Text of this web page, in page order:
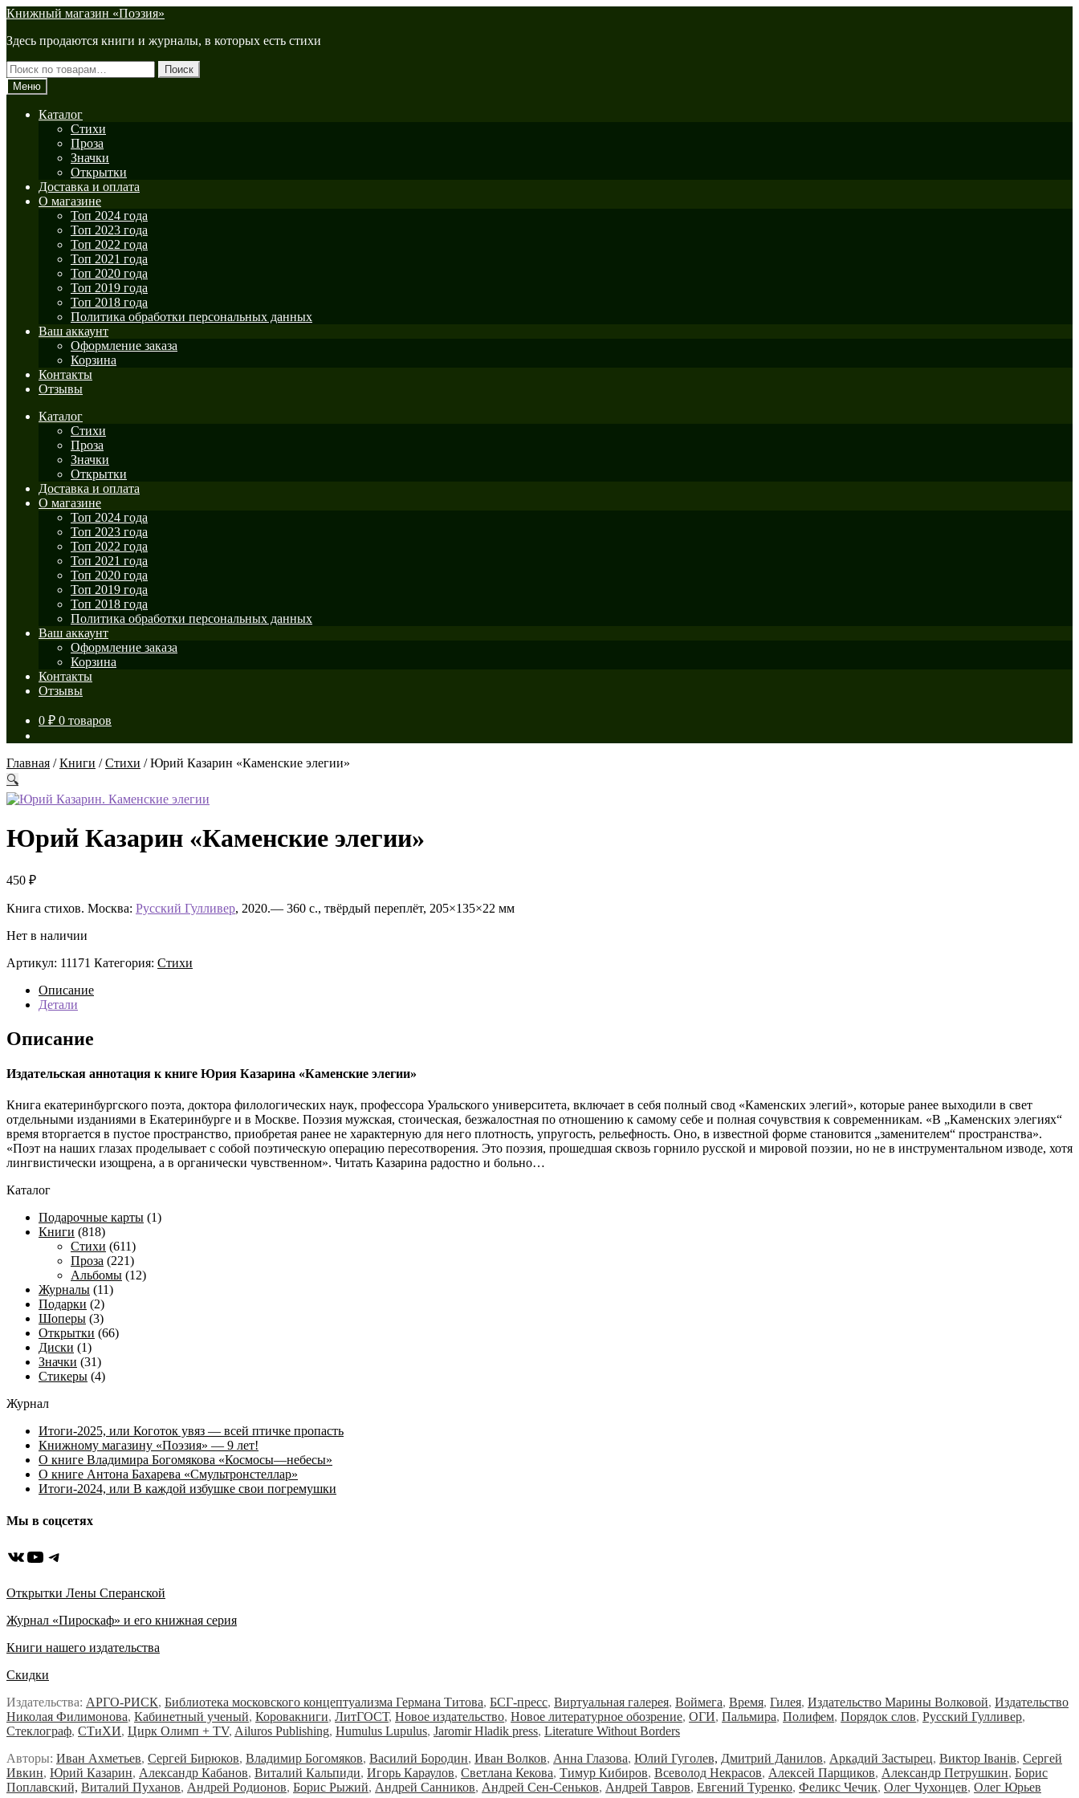
Перейти
навигации
Перейти
содержимому
Книжный магазин «Поэзия»
Здесь продаются книги и журналы, в которых есть стихи
Искать:
Поиск
Меню
Каталог
Стихи
Проза
Значки
Открытки
Доставка и оплата
О магазине
Топ 2024 года
Топ 2023 года
Топ 2022 года
Топ 2021 года
Топ 2020 года
Топ 2019 года
Топ 2018 года
Политика обработки персональных данных
Ваш аккаунт
Оформление заказа
Корзина
Контакты
Отзывы
Каталог
Стихи
Проза
Значки
Открытки
Доставка и оплата
О магазине
Топ 2024 года
Топ 2023 года
Топ 2022 года
Топ 2021 года
Топ 2020 года
Топ 2019 года
Топ 2018 года
Политика обработки персональных данных
Ваш аккаунт
Оформление заказа
Корзина
Контакты
Отзывы
0 ₽ 0 товаров
Главная /Книги /Стихи /Юрий Казарин «Каменские элегии»
🔍
Юрий Казарин «Каменские элегии»
450 ₽
Книга стихов. Москва: Русский Гулливер, 2020.— 360 с., твёрдый переплёт, 205×135×22 мм
Нет в наличии
Артикул: 11171 Категория: Стихи
Описание
Детали
Описание
Издательская аннотация к книге Юрия Казарина «Каменские элегии»
Книга екатеринбургского поэта, доктора филологических наук, профессора Уральского университета, включает в себя полный свод «Каменских элегий», которые ранее выходили в свет
отдельными изданиями в Екатеринбурге и в Москве. Поэзия мужская, стоическая, безжалостная по отношению к самому себе и полная сочувствия к современникам. «В „Каменских элегиях“
время вторгается в пустое пространство, приобретая ранее не характерную для него плотность, упругость, рельефность. Оно, в известной форме становится „заменителем“ пространства».
«Поэт на наших глазах проделывает с собой поэтическую операцию пересотворения. Это поэзия, прошедшая сквозь горнило русской и мировой поэзии, но не в инструментальном изводе, хотя
лингвистически изощрена, а в органически чувственном». Читать Казарина радостно и больно…
Каталог
Подарочные карты (1)
Книги (818)
Стихи (611)
Проза (221)
Альбомы (12)
Журналы (11)
Подарки (2)
Шоперы (3)
Открытки (66)
Диски (1)
Значки (31)
Стикеры (4)
Журнал
Итоги-2025, или Коготок увяз — всей птичке пропасть
Книжному магазину «Поэзия» — 9 лет!
О книге Владимира Богомякова «Космосы—небесы»
О книге Антона Бахарева «Смультронстеллар»
Итоги-2024, или В каждой избушке свои погремушки
Мы в соцсетях
ВКонтакте
YouTube
Telegram
Открытки Лены Сперанской
Журнал «Пироскаф» и его книжная серия
Книги нашего издательства
Скидки
Издательства: АРГО-РИСК, Библиотека московского концептуализма Германа Титова, БСГ-пресс, Виртуальная галерея, Воймега, Время, Гилея, Издательство Марины Волковой, Издательство
Николая Филимонова, Кабинетный ученый, Коровакниги, ЛитГОСТ, Новое издательство, Новое литературное обозрение, ОГИ, Пальмира, Полифем, Порядок слов, Русский Гулливер,
Стеклограф, СТиХИ, Цирк Олимп + TV, Ailuros Publishing, Humulus Lupulus, Jaromir Hladik press, Literature Without Borders
Авторы: Иван Ахметьев, Сергей Бирюков, Владимир Богомяков, Василий Бородин, Иван Волков, Анна Глазова, Юлий Гуголев, Дмитрий Данилов, Аркадий Застырец, Виктор Iванiв, Сергей
Ивкин, Юрий Казарин, Александр Кабанов, Виталий Кальпиди, Игорь Караулов, Светлана Кекова, Тимур Кибиров, Всеволод Некрасов, Алексей Парщиков, Александр Петрушкин, Борис
Поплавский, Виталий Пуханов, Андрей Родионов, Борис Рыжий, Андрей Санников, Андрей Сен-Сеньков, Андрей Тавров, Евгений Туренко, Феликс Чечик, Олег Чухонцев, Олег Юрьев